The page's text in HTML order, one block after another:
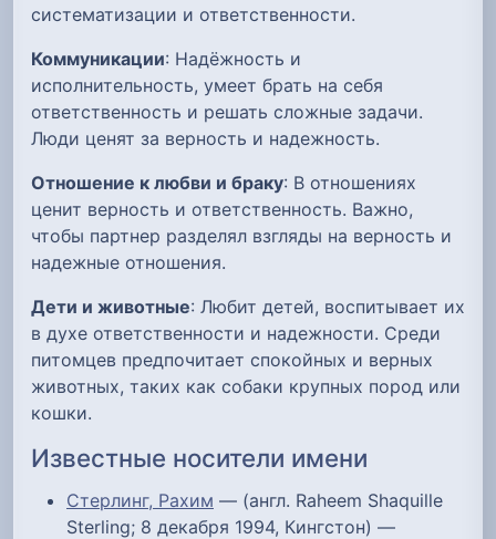
систематизации и ответственности.
Коммуникации: Надёжность и
исполнительность, умеет брать на себя
ответственность и решать сложные задачи.
Люди ценят за верность и надежность.
Отношение к любви и браку: В отношениях
ценит верность и ответственность. Важно,
чтобы партнер разделял взгляды на верность и
надежные отношения.
Дети и животные: Любит детей, воспитывает их
в духе ответственности и надежности. Среди
питомцев предпочитает спокойных и верных
животных, таких как собаки крупных пород или
кошки.
Известные носители имени
Стерлинг, Рахим — (англ. Raheem Shaquille
Sterling; 8 декабря 1994, Кингстон) —